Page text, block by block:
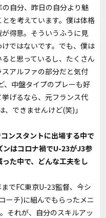
自分、昨日の自分より魅
を考えています。僕は体格
得意。そういうふうに見
ではないです。でも、僕は
と思っているし、たくさん
アルファの部分だと気付
、中盤タイプのプレーも好
げるなら、元フランス代
できませんけど(笑)」
コンスタントに出場する中で
ンはコロナ禍でU-23がJ3参
た中で、どんな工夫をし
でFC東京U-23監督、今シ
ーチ)に組んでもらったメニ
それが、自分のスキルアッ